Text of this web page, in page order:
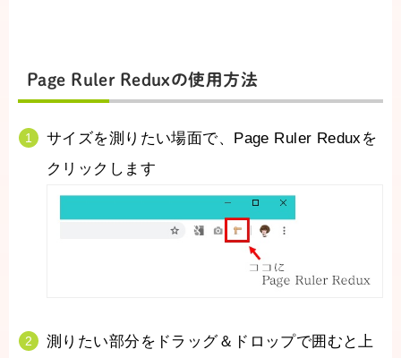
Page Ruler Reduxの使用方法
サイズを測りたい場面で、Page Ruler Reduxを
クリックします
測りたい部分をドラッグ＆ドロップで囲むと上